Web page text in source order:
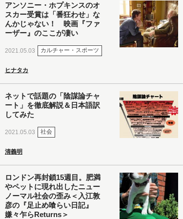
アンソニー・ホプキンスのオ
スカー受賞は「番狂わせ」な
んかじゃない！ 映画『ファ
ーザー』のここが凄い
2021.05.03 カルチャー・スポーツ
ヒナタカ
ネットで話題の「陰謀論チャ
ート」を徹底解説＆日本語訳
してみた
2021.05.03 社会
清義明
ロンドン再封鎖15週目。肥満
やペットに現れ出したニュー
ノーマル社会の歪み＜入江敦
彦の『足止め喰らい日記』
嫌々乍らReturns＞